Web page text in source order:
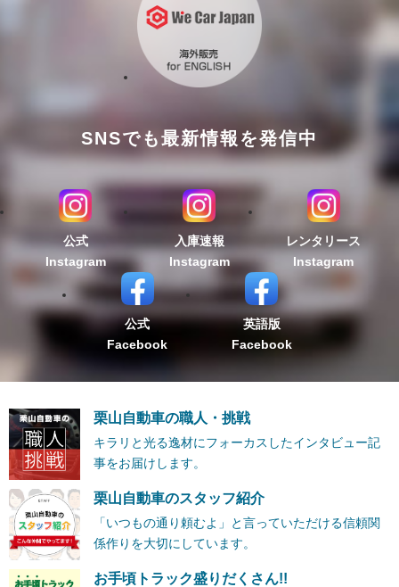
SNSでも最新情報を発信中
公式
Instagram
入庫速報
Instagram
レンタリース
Instagram
公式
Facebook
英語版
Facebook
栗山自動車の職人・挑戦
キラリと光る逸材にフォーカスしたインタビュー記
事をお届けします。
栗山自動車のスタッフ紹介
「いつもの通り頼むよ」と言っていただける信頼関
係作りを大切にしています。
お手頃トラック盛りだくさん!!